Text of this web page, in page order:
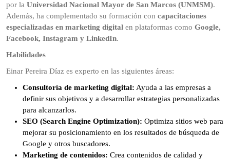
por la Universidad Nacional Mayor de San Marcos (UNMSM).
Además, ha complementado su formación con capacitaciones
especializadas en marketing digital en plataformas como Google,
Facebook, Instagram y LinkedIn.
Habilidades
Einar Pereira Díaz es experto en las siguientes áreas:
Consultoría de marketing digital: Ayuda a las empresas a
definir sus objetivos y a desarrollar estrategias personalizadas
para alcanzarlos.
SEO (Search Engine Optimization): Optimiza sitios web para
mejorar su posicionamiento en los resultados de búsqueda de
Google y otros buscadores.
Marketing de contenidos: Crea contenidos de calidad y